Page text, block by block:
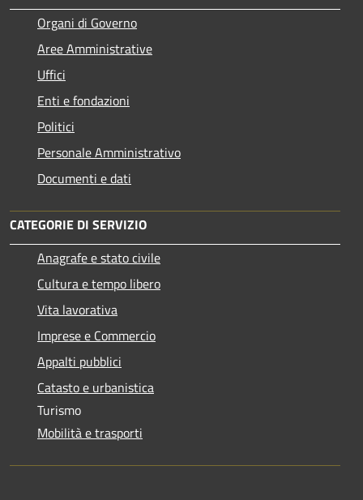
Organi di Governo
Aree Amministrative
Uffici
Enti e fondazioni
Politici
Personale Amministrativo
Documenti e dati
CATEGORIE DI SERVIZIO
Anagrafe e stato civile
Cultura e tempo libero
Vita lavorativa
Imprese e Commercio
Appalti pubblici
Catasto e urbanistica
Turismo
Mobilità e trasporti